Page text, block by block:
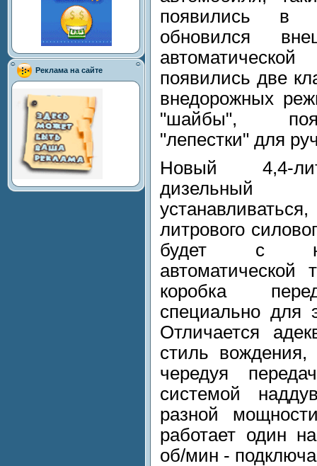
Реклама на сайте
появились в
обновился
появились две
внедорожных
"шайбы",
"лепестки" для
Новый 4,4-
дизельный
литрового
будет с
автоматической
коробка
специально для
Отличается
стиль
чередуя
системой
разной
работает один
об/мин -